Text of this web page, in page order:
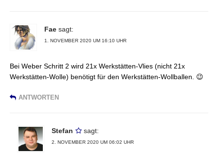
Fae sagt:
1. NOVEMBER 2020 UM 16:10 UHR
Bei Weber Schritt 2 wird 21x Werkstätten-Vlies (nicht 21x
Werkstätten-Wolle) benötigt für den Werkstätten-Wollballen. 😉
ANTWORTEN
Stefan sagt:
2. NOVEMBER 2020 UM 06:02 UHR